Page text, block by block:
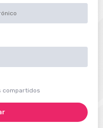
compartidos